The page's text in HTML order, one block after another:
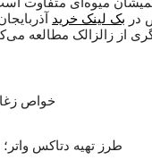
در بک لینک خرید
از زالزالک مطالعه
خواص
طرز تهیه دتاکس واتر؛‌ ۱۰ مدل دتاکس واتر برای حفظ سلامتی